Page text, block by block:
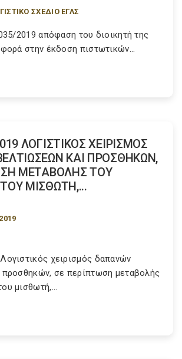
ΣΧΕΔΙΟ ΕΓΛΣ
2019 απόφαση του διοικητή της
στην έκδοση πιστωτικών...
ΛΟΓΙΣΤΙΚΟΣ ΧΕΙΡΙΣΜΟΣ
ΚΑΙ ΠΡΟΣΘΗΚΩΝ,
ΜΕΤΑΒΟΛΗΣ ΤΟΥ
ΜΙΣΘΩΤΗ,...
χειρισμός δαπανών
προσθηκών, σε περίπτωση μεταβολής
μισθωτή,...